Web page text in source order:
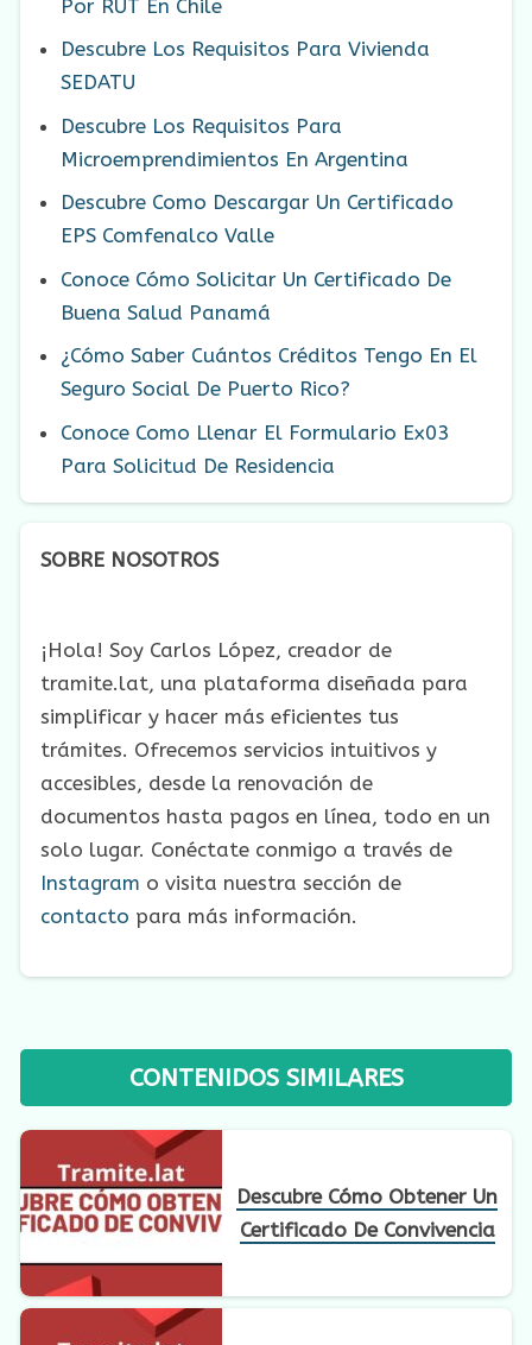
Por RUT En Chile
Descubre Los Requisitos Para Vivienda
SEDATU
Descubre Los Requisitos Para
Microemprendimientos En Argentina
Descubre Como Descargar Un Certificado
EPS Comfenalco Valle
Conoce Cómo Solicitar Un Certificado De
Buena Salud Panamá
¿Cómo Saber Cuántos Créditos Tengo En El
Seguro Social De Puerto Rico?
Conoce Como Llenar El Formulario Ex03
Para Solicitud De Residencia
SOBRE NOSOTROS
¡Hola! Soy Carlos López, creador de
tramite.lat, una plataforma diseñada para
simplificar y hacer más eficientes tus
trámites. Ofrecemos servicios intuitivos y
accesibles, desde la renovación de
documentos hasta pagos en línea, todo en un
solo lugar. Conéctate conmigo a través de
Instagram o visita nuestra sección de
contacto para más información.
CONTENIDOS SIMILARES
Descubre Cómo Obtener Un
Certificado De Convivencia